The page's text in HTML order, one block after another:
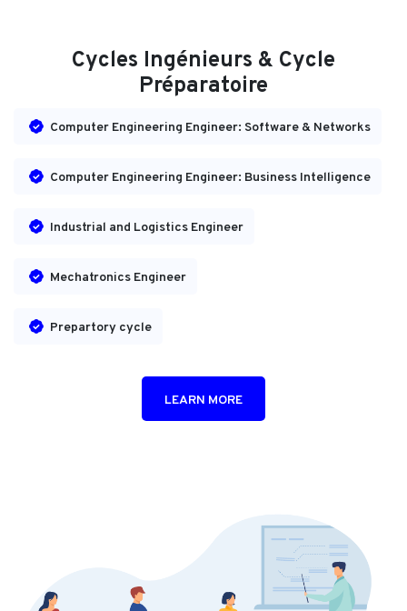
Cycles Ingénieurs & Cycle
Préparatoire
Computer Engineering Engineer: Software & Networks
Computer Engineering Engineer: Business Intelligence
Industrial and Logistics Engineer
Mechatronics Engineer
Prepartory cycle
LEARN MORE